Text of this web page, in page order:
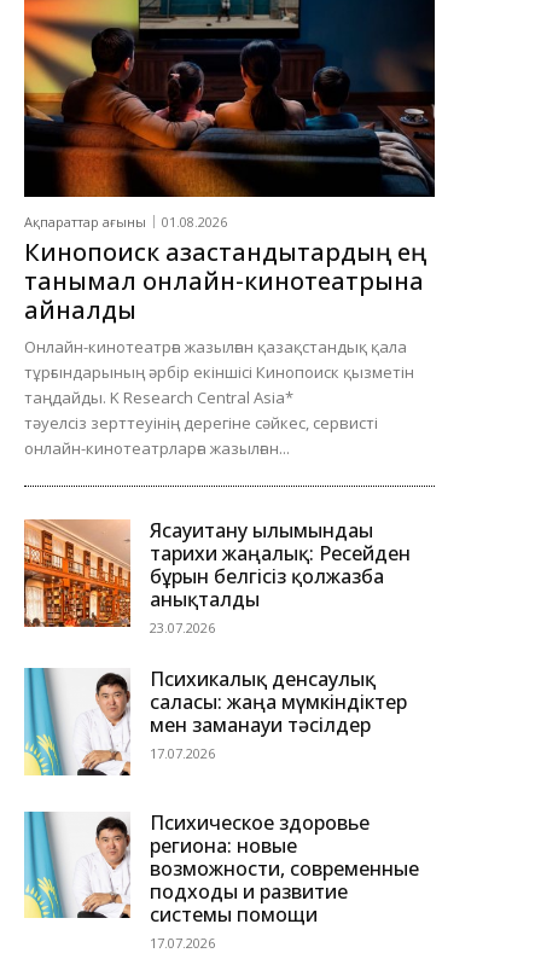
Ақпараттар ағыны 01.08.2026
Кинопоиск қазақстандықтардың ең
танымал онлайн-кинотеатрына
айналды
Онлайн-кинотеатрға жазылған қазақстандық қала
тұрғындарының әрбір екіншісі Кинопоиск қызметін
таңдайды. K Research Central Asia*
тәуелсіз зерттеуінің дерегіне сәйкес, сервисті
онлайн-кинотеатрларға жазылған...
Ясауитану ғылымындағы
тарихи жаңалық: Ресейден
бұрын белгісіз қолжазба
анықталды
23.07.2026
Психикалық денсаулық
саласы: жаңа мүмкіндіктер
мен заманауи тәсілдер
17.07.2026
Психическое здоровье
региона: новые
возможности, современные
подходы и развитие
системы помощи
17.07.2026